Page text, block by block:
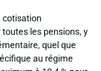
cotisation
toutes les pensions, y
quel que
au régime